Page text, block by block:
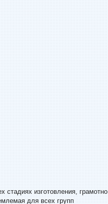
стадиях изготовления, грамотно
для всех групп